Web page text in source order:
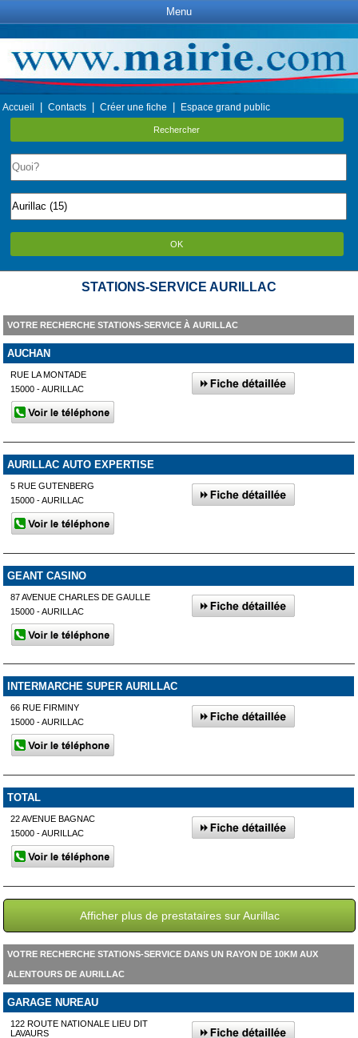
Menu
Accueil Contacts Créer une fiche Espace grand public
Rechercher
OK
STATIONS-SERVICE AURILLAC
VOTRE RECHERCHE STATIONS-SERVICE À AURILLAC
AUCHAN
RUE LA MONTADE
15000 - AURILLAC
AURILLAC AUTO EXPERTISE
5 RUE GUTENBERG
15000 - AURILLAC
GEANT CASINO
87 AVENUE CHARLES DE GAULLE
15000 - AURILLAC
INTERMARCHE SUPER AURILLAC
66 RUE FIRMINY
15000 - AURILLAC
TOTAL
22 AVENUE BAGNAC
15000 - AURILLAC
Afficher plus de prestataires sur Aurillac
VOTRE RECHERCHE STATIONS-SERVICE DANS UN RAYON DE 10KM AUX
ALENTOURS DE AURILLAC
GARAGE NUREAU
122 ROUTE NATIONALE LIEU DIT
LAVAURS